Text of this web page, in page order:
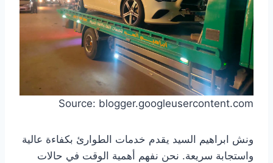
Source: blogger.googleusercontent.com
ونش ابراهيم السيد يقدم خدمات الطوارئ بكفاءة عالية
واستجابة سريعة. نحن نفهم أهمية الوقت في حالات